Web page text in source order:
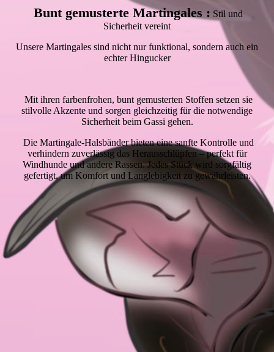
Bunt gemusterte Martingales : Stil und
Sicherheit vereint
Unsere Martingales sind nicht nur funktional, sondern auch ein
echter Hingucker
Mit ihren farbenfrohen, bunt gemusterten Stoffen setzen sie
stilvolle Akzente und sorgen gleichzeitig für die notwendige
Sicherheit beim Gassi gehen.
Die Martingale-Halsbänder bieten eine sanfte Kontrolle und
verhindern zuverlässig das Herausschlüpfen – perfekt für
Windhunde und andere Rassen. Jedes Stück wird sorgfältig
gefertigt, um Komfort und Langlebigkeit zu gewährleisten.